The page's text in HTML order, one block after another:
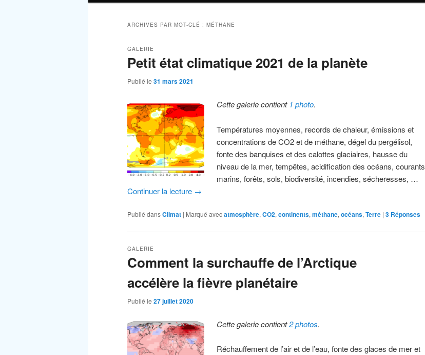
ARCHIVES PAR MOT-CLÉ : MÉTHANE
Petit état climatique 2021 de la planète
GALERIE
Publié le 31 mars 2021
Cette galerie contient 1 photo.
Températures moyennes, records de chaleur, émissions et
concentrations de CO2 et de méthane, dégel du pergélisol,
fonte des banquises et des calottes glaciaires, hausse du
niveau de la mer, tempêtes, acidification des océans, courants
marins, forêts, sols, biodiversité, incendies, sécheresses, …
Continuer la lecture →
Publié dansClimat | Marqué avecatmosphère, CO2, continents, méthane, océans, Terre | 3 Réponses
Comment la surchauffe de l’Arctique
accélère la fièvre planétaire
GALERIE
Publié le 27 juillet 2020
Cette galerie contient2 photos.
Réchauffement de l’air et de l’eau, fonte des glaces de mer et